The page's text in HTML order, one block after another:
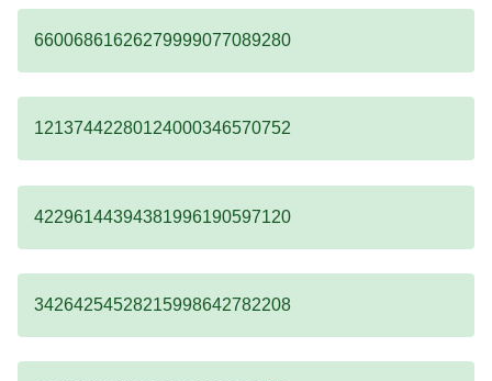
66006861626279999077089280
12137442280124000346570752
42296144394381996190597120
34264254528215998642782208